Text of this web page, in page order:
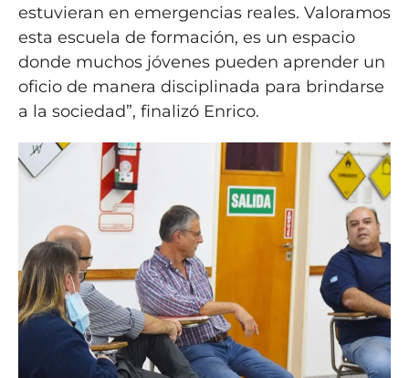
estuvieran en emergencias reales. Valoramos
esta escuela de formación, es un espacio
donde muchos jóvenes pueden aprender un
oficio de manera disciplinada para brindarse
a la sociedad”, finalizó Enrico.